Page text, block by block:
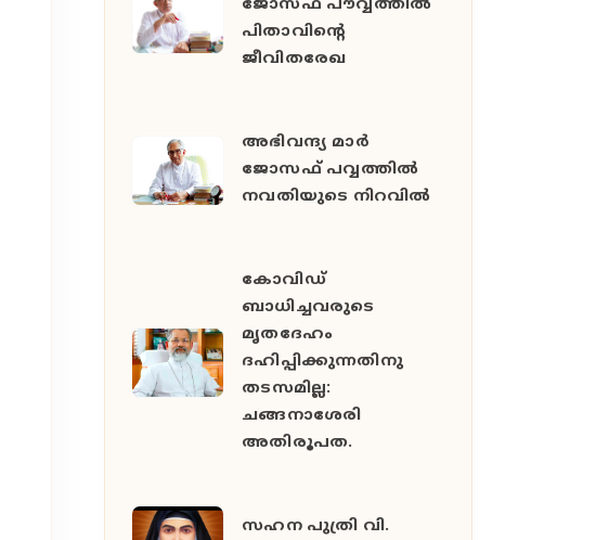
ജോസഫ് പൗവ്വത്തിൽ
പിതാവിന്‍റെ
ജീവിതരേഖ
അഭിവന്ദ്യ മാർ
ജോസഫ് പവ്വത്തിൽ
നവതിയുടെ നിറവിൽ
കോവിഡ്
ബാധിച്ചവരുടെ
മൃതദേഹം
ദഹിപ്പിക്കുന്നതിനു
തടസമില്ല:
ചങ്ങനാശേരി
അതിരൂപത.
സഹന പുത്രി വി.